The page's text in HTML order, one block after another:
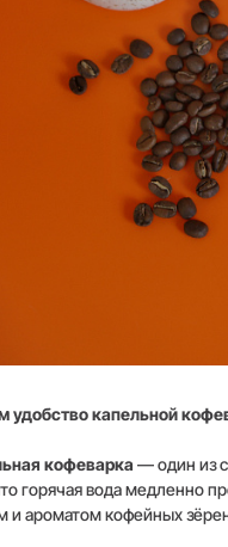
удобство капельной
кофеварка — один из
горячая вода медленно
и ароматом кофейных